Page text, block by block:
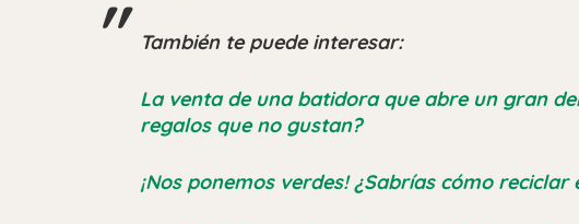
También te puede interesar:
La venta de una batidora que abre un gran
regalos que no gustan?
¡Nos ponemos verdes! ¿Sabrías cómo